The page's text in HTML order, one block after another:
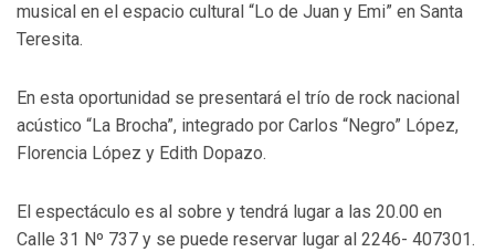
musical en el espacio cultural “Lo de Juan y Emi” en Santa
Teresita.
En esta oportunidad se presentará el trío de rock nacional
acústico “La Brocha”, integrado por Carlos “Negro” López,
Florencia López y Edith Dopazo.
El espectáculo es al sobre y tendrá lugar a las 20.00 en
Calle 31 Nº 737 y se puede reservar lugar al 2246- 407301.